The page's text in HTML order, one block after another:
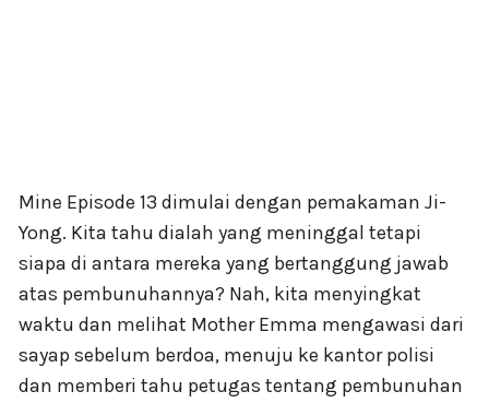
Mine Episode 13 dimulai dengan pemakaman Ji-
Yong. Kita tahu dialah yang meninggal tetapi
siapa di antara mereka yang bertanggung jawab
atas pembunuhannya? Nah, kita menyingkat
waktu dan melihat Mother Emma mengawasi dari
sayap sebelum berdoa, menuju ke kantor polisi
dan memberi tahu petugas tentang pembunuhan